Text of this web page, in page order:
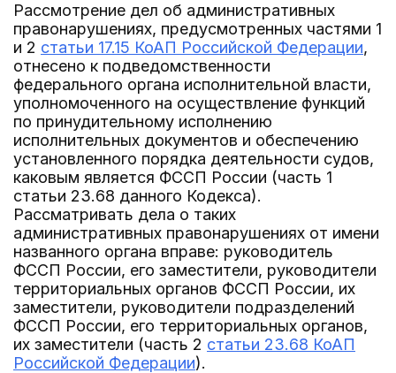
Рассмотрение дел об административных
правонарушениях, предусмотренных частями 1
и 2 статьи 17.15 КоАП Российской Федерации,
отнесено к подведомственности
федерального органа исполнительной власти,
уполномоченного на осуществление функций
по принудительному исполнению
исполнительных документов и обеспечению
установленного порядка деятельности судов,
каковым является ФССП России (часть 1
статьи 23.68 данного Кодекса).
Рассматривать дела о таких
административных правонарушениях от имени
названного органа вправе: руководитель
ФССП России, его заместители, руководители
территориальных органов ФССП России, их
заместители, руководители подразделений
ФССП России, его территориальных органов,
их заместители (часть 2 статьи 23.68 КоАП
Российской Федерации).